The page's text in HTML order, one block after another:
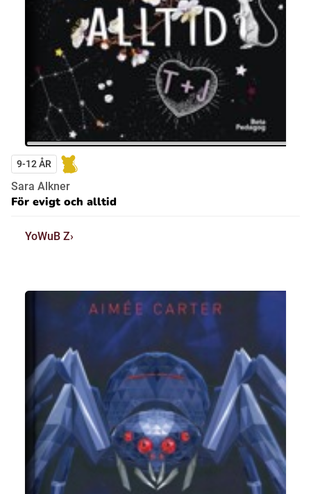
9-12 ÅR
Sara Alkner
För evigt och alltid
YoWuB Z